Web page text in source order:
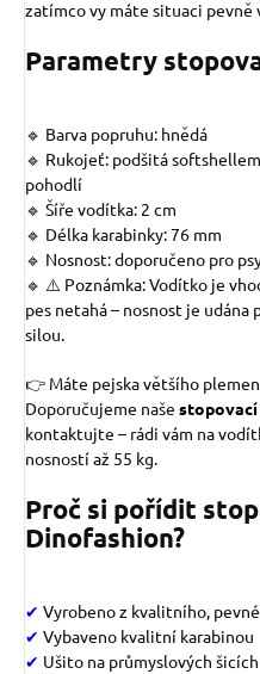
zatímco vy máte situaci pevně
Parametry
🔹 Barva popruhu: hnědá
🔹 Rukojeť: podšitá
pohodlí
🔹 Šíře vodítka: 2 cm
🔹 Délka karabinky: 76 mm
🔹 Nosnost: doporučeno pro
🔹 ⚠️ Poznámka: Vodítko je
pes netahá – nosnost je udána
silou.
👉 Máte pejska většího
Doporučujeme naše
kontaktujte – rádi vám na
nosností až 55 kg.
Proč si pořídit
Dinofashion?
✔ Vyrobeno z kvalitního,
✔ Vybaveno kvalitní karabinou
✔ Ušito na průmyslových